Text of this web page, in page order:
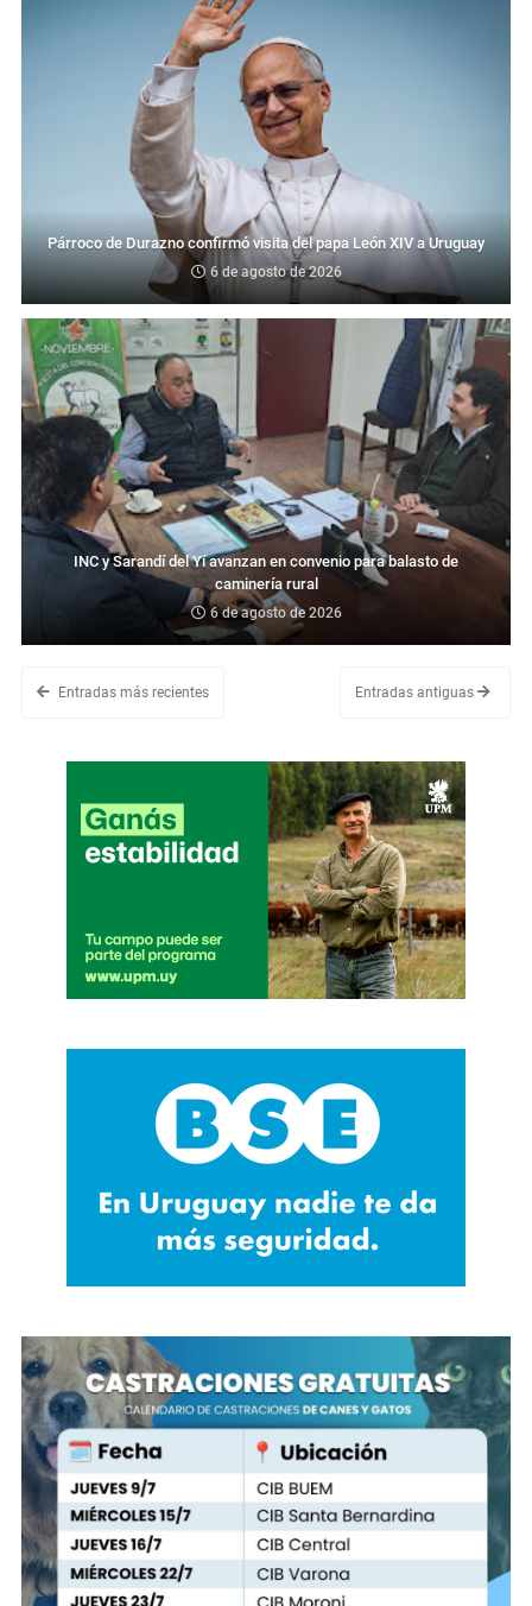
Párroco de Durazno confirmó visita del papa León XIV a Uruguay
6 de agosto de 2026
INC y Sarandí del Yí avanzan en convenio para balasto de
caminería rural
6 de agosto de 2026
Entradas más recientes Entradas antiguas